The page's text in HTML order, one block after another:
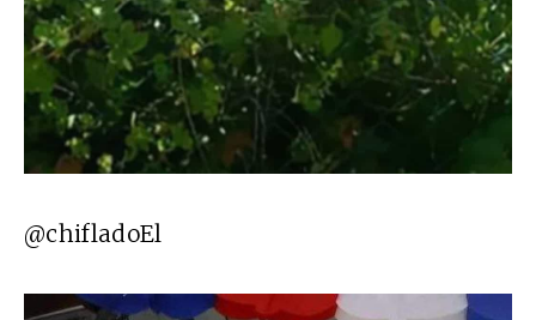
@chifladoEl